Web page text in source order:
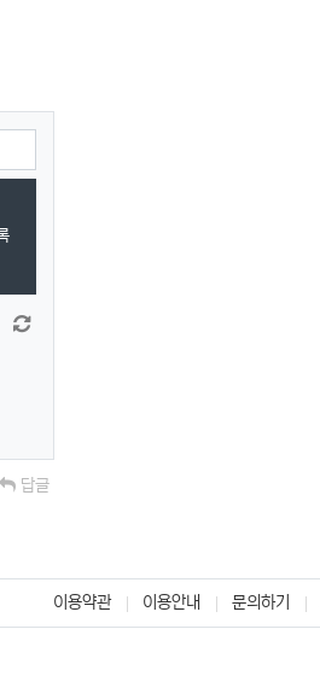
이기
글창 줄이기
답글
이용약관 이용안내 문의하기